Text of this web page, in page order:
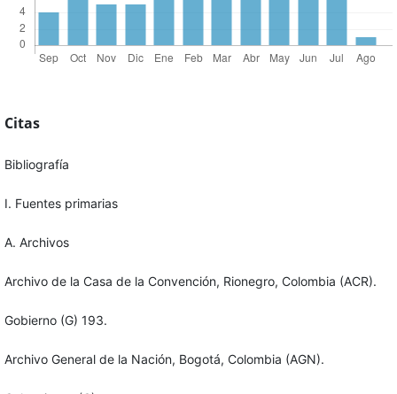
Citas
Bibliografía
I. Fuentes primarias
A. Archivos
Archivo de la Casa de la Convención, Rionegro, Colombia (ACR).
Gobierno (G) 193.
Archivo General de la Nación, Bogotá, Colombia (AGN).